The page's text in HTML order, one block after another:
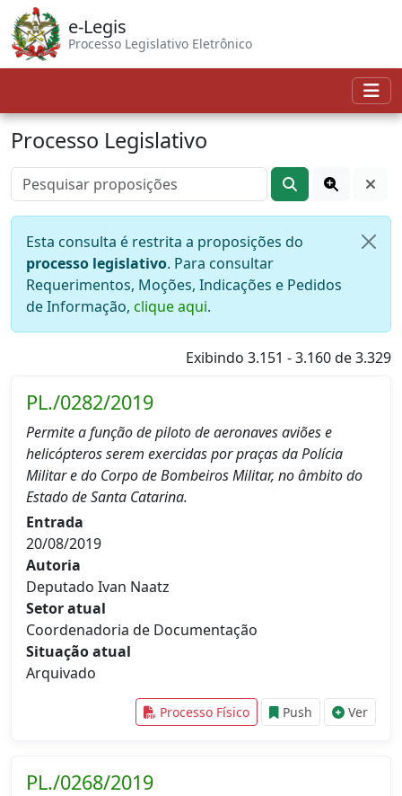
e-Legis
Processo Legislativo Eletrônico
Processo Legislativo
Esta consulta é restrita a proposições do
processo legislativo. Para consultar
Requerimentos, Moções, Indicações e Pedidos
de Informação, clique aqui.
Exibindo 3.151 - 3.160 de 3.329
PL./0282/2019
Permite a função de piloto de aeronaves aviões e
helicópteros serem exercidas por praças da Polícia
Militar e do Corpo de Bombeiros Militar, no âmbito do
Estado de Santa Catarina.
Entrada
20/08/2019
Autoria
Deputado Ivan Naatz
Setor atual
Coordenadoria de Documentação
Situação atual
Arquivado
Processo Físico Push Ver
PL./0268/2019